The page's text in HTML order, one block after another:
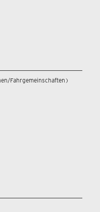
Fahrgemeinschaften)